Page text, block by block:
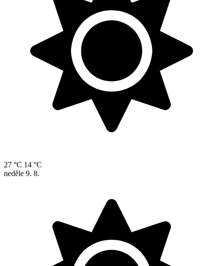
27 °C 14 °C
neděle 9. 8.